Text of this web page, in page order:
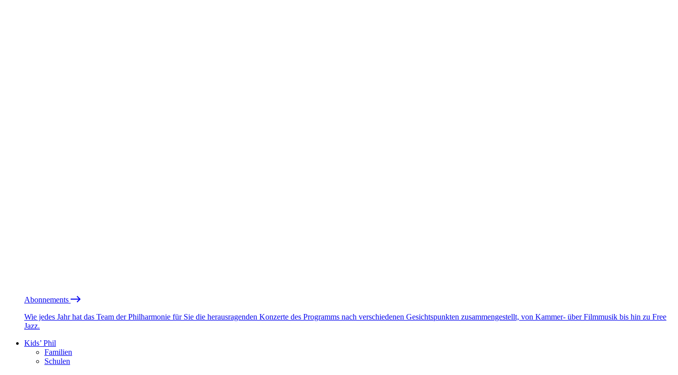
Abonnements
Wie jedes Jahr hat das Team der Philharmonie für Sie die herausragenden Konzerte des Programms nach verschiedenen Gesichtspunkten zusammengestellt, von Kammer- über Filmmusik bis hin zu Free
Jazz.
Kids’ Phil
Familien
Schulen